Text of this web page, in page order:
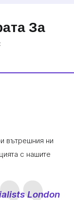
За
вътрешния ни
с нашите
London